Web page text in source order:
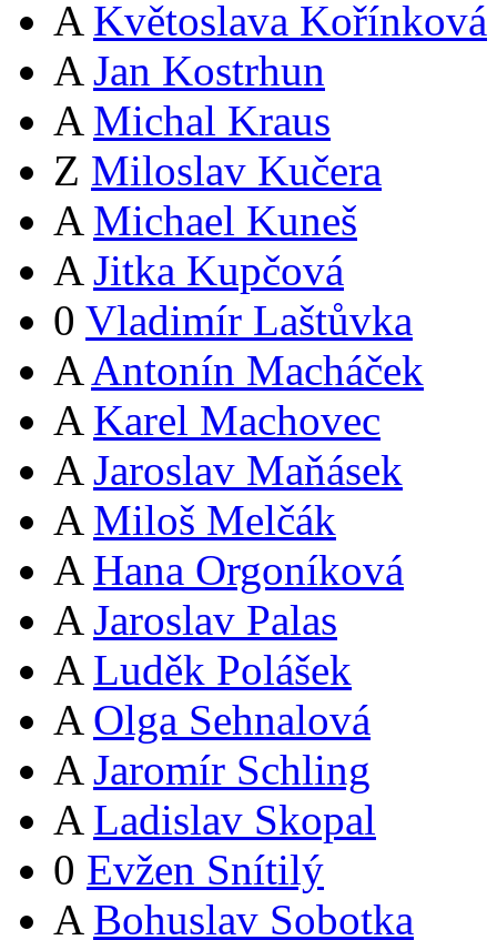
A Květoslava Kořínková
A Jan Kostrhun
A Michal Kraus
Z Miloslav Kučera
A Michael Kuneš
A Jitka Kupčová
0 Vladimír Laštůvka
A Antonín Macháček
A Karel Machovec
A Jaroslav Maňásek
A Miloš Melčák
A Hana Orgoníková
A Jaroslav Palas
A Luděk Polášek
A Olga Sehnalová
A Jaromír Schling
A Ladislav Skopal
0 Evžen Snítilý
A Bohuslav Sobotka